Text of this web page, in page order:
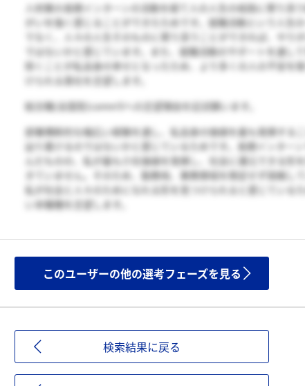
人材業の長期インターンの活動を経て人の人生の岐路に寄り添
がいを強く感じることができたためです。就職活動という人生の
でなく、人々の人生そのものに寄り添うことができれば、やり
ではないかと感じています。また、就職活動のサポートを通し
除くことが私自身の幸せとなったため、より多くの人の不安を
けられる貴社を志望します。
総合職(全国型)careerSへの志望理由を記述願います。
部署横断的な幅広い経験を通し、私自身の価値を最も発揮するこ
辿り着けるのではないかと感じているためです。長期インター
んだものの、私が最も介在価値を発揮し、社会に還元できる形
きていません。そのため、勤務地、業務領域を限定せず挑戦し
私が社会と人々のためになれる形を見つけられると感じているた
い本職種を志望します。
このユーザーの他の選考フェーズを見る
検索結果に戻る